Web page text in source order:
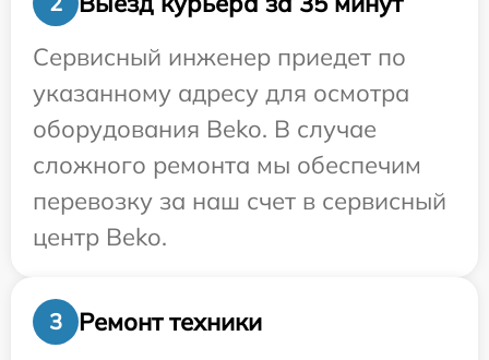
Сервисный инженер приедет по
указанному адресу для осмотра
оборудования Beko. В случае
сложного ремонта мы обеспечим
перевозку за наш счет в сервисный
центр Beko.
3 Ремонт техники